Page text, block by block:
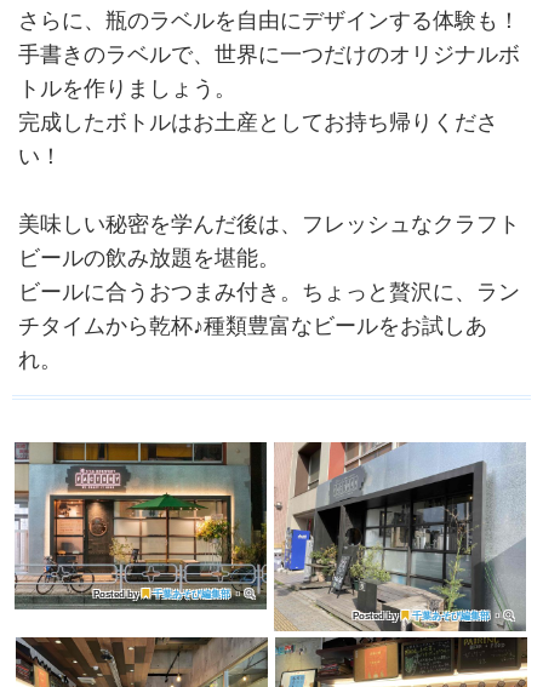
さらに、瓶のラベルを自由にデザインする体験も！
手書きのラベルで、世界に一つだけのオリジナルボ
トルを作りましょう。
完成したボトルはお土産としてお持ち帰りくださ
い！
美味しい秘密を学んだ後は、フレッシュなクラフト
ビールの飲み放題を堪能。
ビールに合うおつまみ付き。ちょっと贅沢に、ラン
チタイムから乾杯♪種類豊富なビールをお試しあ
れ。
Posted by 千葉あそび編集部・
Posted by
千葉あそび編集部 ・